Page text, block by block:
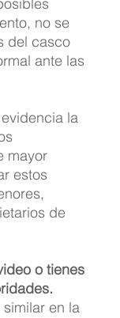
no se
del casco
ante las
la
mayor
estos
de
o tienes
en la